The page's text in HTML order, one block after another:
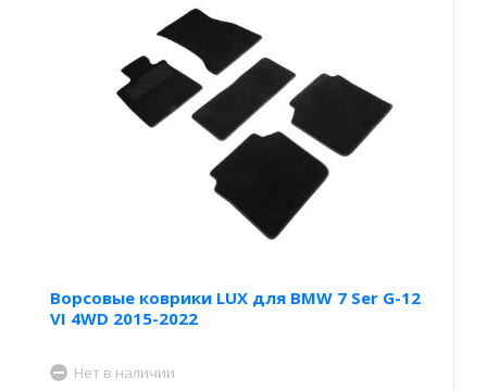
Ворсовые коврики LUX для BMW 7 Ser G-12
VI 4WD 2015-2022
Нет в наличии